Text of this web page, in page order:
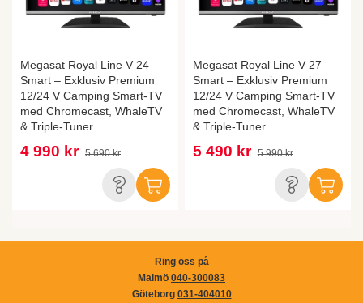
Megasat Royal Line V 24
Smart – Exklusiv Premium
12/24 V Camping Smart-TV
med Chromecast, WhaleTV
& Triple-Tuner
4 990 kr 5 690 kr
Megasat Royal Line V 27
Smart – Exklusiv Premium
12/24 V Camping Smart-TV
med Chromecast, WhaleTV
& Triple-Tuner
5 490 kr 5 990 kr
Ring oss på
Malmö 040-300083
Göteborg 031-404010